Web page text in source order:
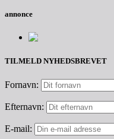
annonce
TILMELD NYHEDSBREVET
Fornavn:
Efternavn:
E-mail: